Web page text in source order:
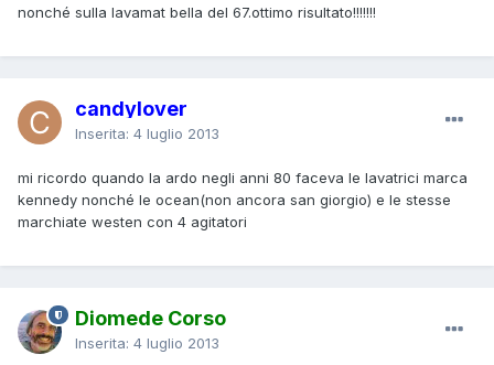
nonché sulla lavamat bella del 67.ottimo risultato!!!!!!!
candylover
Inserita: 4 luglio 2013
mi ricordo quando la ardo negli anni 80 faceva le lavatrici marca
kennedy nonché le ocean(non ancora san giorgio) e le stesse
marchiate westen con 4 agitatori
Diomede Corso
Inserita: 4 luglio 2013